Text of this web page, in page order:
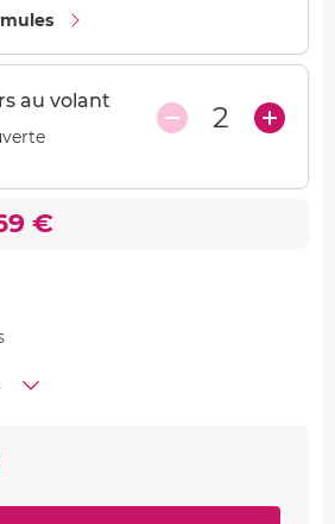
GTR
Shelby GT500
au volant 2
€